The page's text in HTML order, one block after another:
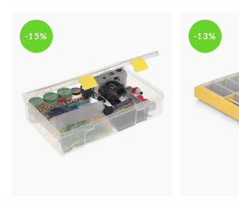
-15% -13%